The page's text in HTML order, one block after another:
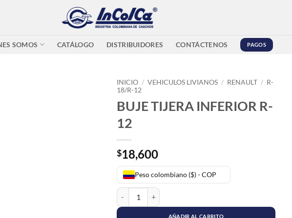
SOMOS CATÁLOGO DISTRIBUIDORES CONTÁCTENOS PAGOS
INICIO / VEHICULOS LIVIANOS / RENAULT / R-
18/R-12
BUJE TIJERA INFERIOR R-
12
$18,600
Peso colombiano ($) - COP
BUJE TIJERA INFERIOR R-12 cantidad
AÑADIR AL CARRITO